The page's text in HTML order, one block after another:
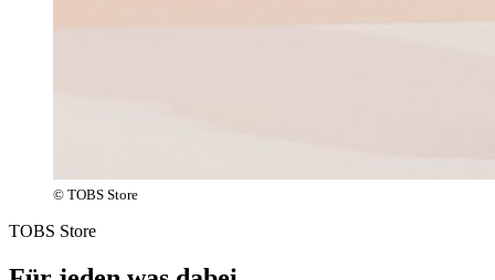
© TOBS Store
TOBS Store